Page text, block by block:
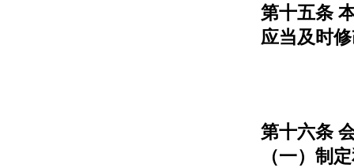
第十五条
应当及时
第十六条
（一）制